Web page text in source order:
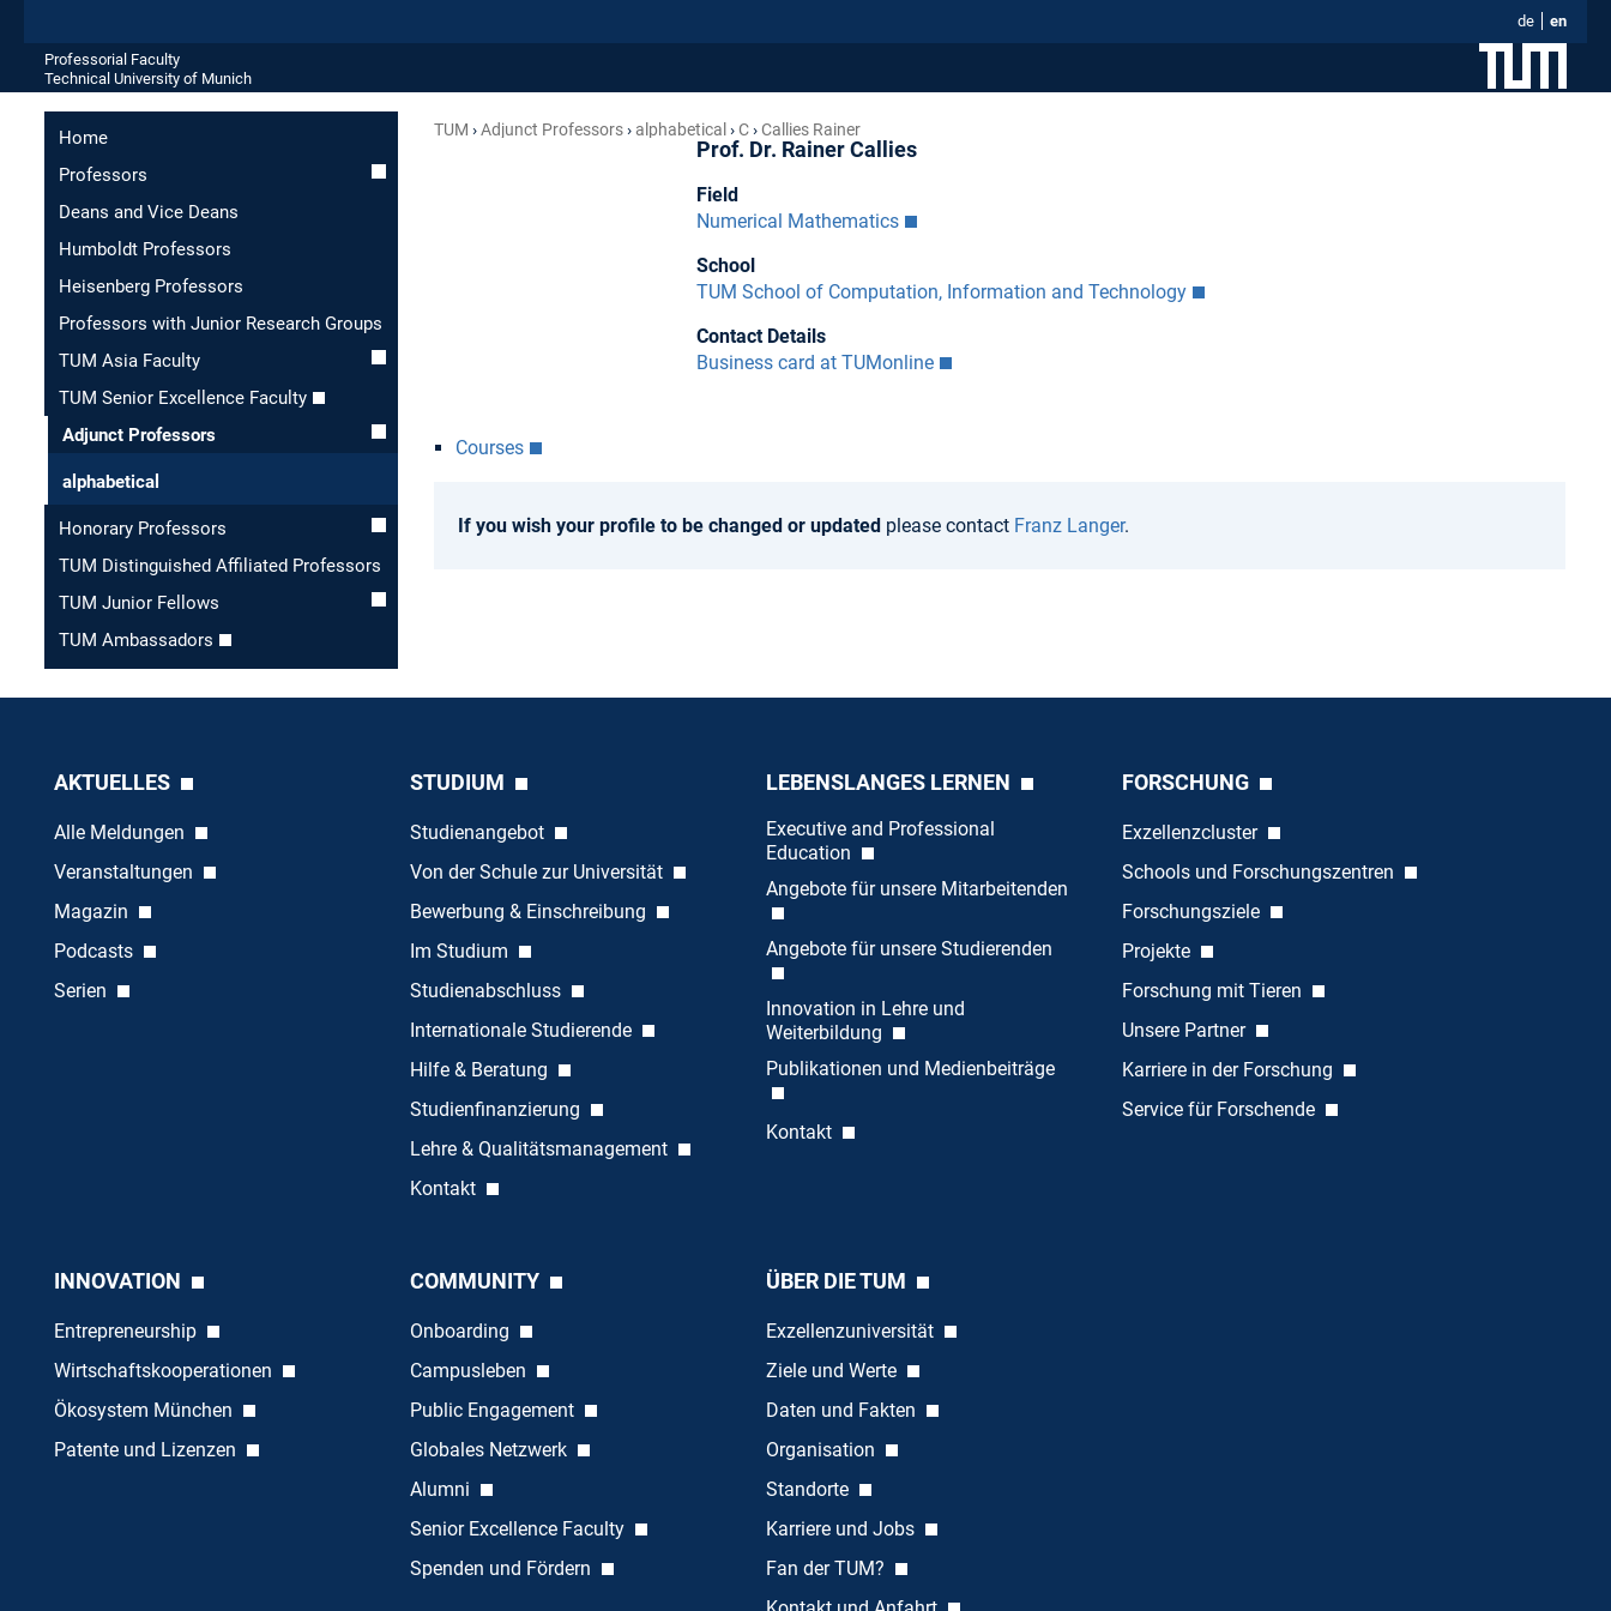
de en
Professorial Faculty
Technical University of Munich
Home
Professors
Deans and Vice Deans
Humboldt Professors
Heisenberg Professors
Professors with Junior Research Groups
TUM Asia Faculty
TUM Senior Excellence Faculty
Adjunct Professors
alphabetical
Honorary Professors
TUM Distinguished Affiliated Professors
TUM Junior Fellows
TUM Ambassadors
TUM Adjunct Professors alphabetical C Callies Rainer
Prof. Dr. Rainer Callies
Field
Numerical Mathematics
School
TUM School of Computation, Information and Technology
Contact Details
Business card at TUMonline
Courses
If you wish your profile to be changed or updatedplease contact Franz Langer.
AKTUELLES
Alle Meldungen
Veranstaltungen
Magazin
Podcasts
Serien
STUDIUM
Studienangebot
Von der Schule zur Universität
Bewerbung & Einschreibung
Im Studium
Studienabschluss
Internationale Studierende
Hilfe & Beratung
Studienfinanzierung
Lehre & Qualitätsmanagement
Kontakt
LEBENSLANGES LERNEN
Executive and Professional
Education
Angebote für unsere Mitarbeitenden
Angebote für unsere Studierenden
Innovation in Lehre und
Weiterbildung
Publikationen und Medienbeiträge
Kontakt
FORSCHUNG
Exzellenzcluster
Schools und Forschungszentren
Forschungsziele
Projekte
Forschung mit Tieren
Unsere Partner
Karriere in der Forschung
Service für Forschende
INNOVATION
Entrepreneurship
Wirtschaftskooperationen
Ökosystem München
Patente und Lizenzen
COMMUNITY
Onboarding
Campusleben
Public Engagement
Globales Netzwerk
Alumni
Senior Excellence Faculty
Spenden und Fördern
ÜBER DIE TUM
Exzellenzuniversität
Ziele und Werte
Daten und Fakten
Organisation
Standorte
Karriere und Jobs
Fan der TUM?